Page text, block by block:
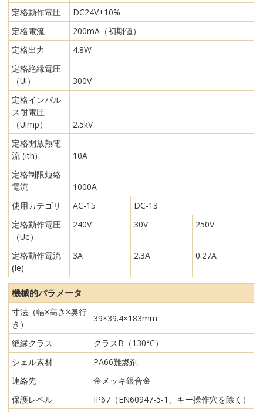
定格動作電圧
DC24V±10%
定格電流
200mA（初期値）
定格出力
4.8W
定格絶縁電圧
（Ui）
300V
定格インパル
ス耐電圧
（Uimp）
2.5kV
定格開放熱電
流 (Ith)
10A
定格制限短絡
電流
1000A
使用カテゴリ
AC-15
DC-13
定格動作電圧
（Ue）
240V 30V 250V
定格動作電流
(Ie)
3A 2.3A 0.27A
機械的パラメータ
寸法（幅×高さ×奥行
き）
39×39.4×183mm
絶縁クラス
クラスB（130°C）
シェル素材
PA66難燃剤
連絡先
金メッキ銀合金
保護レベル
IP67（EN60947-5-1、キー操作穴を除く）